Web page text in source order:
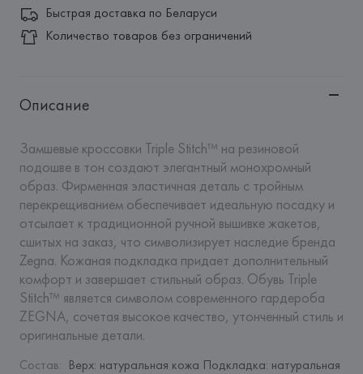
Быстрая доставка по Беларуси
Количество товаров без ограничений
Описание
Замшевые кроссовки Triple Stitch™ на резиновой
подошве в тон создают элегантный монохромный
образ. Фирменная эластичная деталь с тройным
перекрещиванием обеспечивает идеальную посадку и
отсылает к традиционной ручной вышивке жакетов,
сшитых на заказ, что символизирует наследие бренда
Zegna. Кожаная подкладка придает дополнительный
комфорт и завершает стильный образ. Обувь Triple
Stitch™ является символом современного гардероба
ZEGNA, сочетая высокое качество, утонченный стиль и
оригинальные детали.
Состав: Верх: натуральная кожа Подкладка: натуральная